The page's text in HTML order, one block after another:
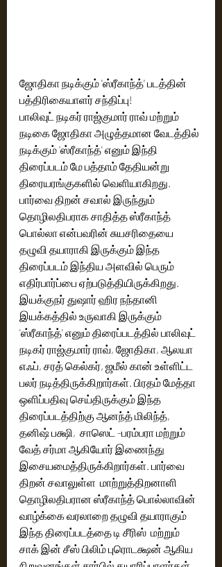
ஜோதிகா நடிக்கும் 'ஸ்ரீகாந்த்' படத்தின்
பத்திரிகையாளர் சந்திப்பு!
பாலிவுட் நடிகர் ராஜ்குமார் ராவ் மற்றும்
நடிகை ஜோதிகா அழுத்தமான வேடத்தில்
நடிக்கும் 'ஸ்ரீகாந்த்' எனும் இந்தி
திரைப்படம் மே பத்தாம் தேதியன்று
திரையரங்குகளில் வெளியாகிறது.
பார்வை திறன் சவால் இருந்தும்
தொழிலதிபராக சாதித்த ஸ்ரீகாந்த்
பொல்லா என்பவரின் சுயசரிதையை
தழுவி தயாராகி இருக்கும் இந்த
திரைப்படம் இந்திய அளவில் பெரும்
எதிர்பார்ப்பை ஏற்படுத்தியிருக்கிறது.
இயக்குநர் துஷார் ஹிர நந்தானி
இயக்கத்தில் உருவாகி இருக்கும்
'ஸ்ரீகாந்த்' எனும் திரைப்படத்தில் பாலிவுட்
நடிகர் ராஜ்குமார் ராவ், ஜோதிகா, ஆலயா
எஃப், சரத் கெல்கர், ஜமீல் கான் உள்ளிட்ட
பலர் நடித்திருக்கிறார்கள். பிரதம் மேத்தா
ஒளிப்பதிவு செய்திருக்கும் இந்த
திரைப்படத்திற்கு ஆனந்த் மிலிந்த்,
தனிஷ் பக்ஷி,  சாஸெட் -பரம்பரா மற்றும்
வேத் சர்மா ஆகியோர் இணைந்து
இசையமைத்திருக்கிறார்கள்.‌ பார்வை
திறன் சவாலுள்ள  மாற்றுத்திறனாளி
தொழிலதிபரான ஸ்ரீகாந்த் பொல்லாவின்
வாழ்க்கை வரலாறை தழுவி தயாராகும்
இந்த திரைப்படத்தை டி சீரிஸ்  மற்றும்
சாக் இன் சீஸ் பிலிம் புரொடக்ஷன் ஆகிய